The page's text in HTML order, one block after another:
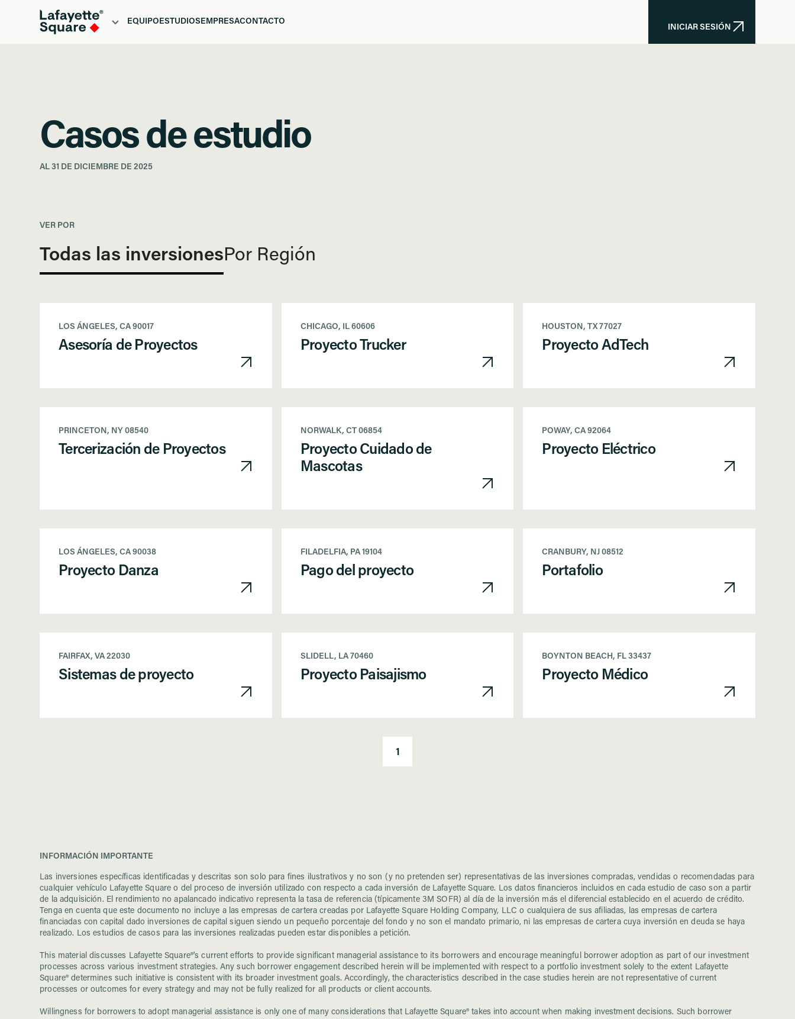
EQUIPO ESTUDIOS EMPRESACONTACTO
INICIAR SESIÓN
Casos de estudio
AL 31 DE DICIEMBRE DE 2025
VER POR
Todas las inversionesPor Región
LOS ÁNGELES, CA 90017
Asesoría de Proyectos
CHICAGO, IL 60606
Proyecto Trucker
HOUSTON, TX 77027
Proyecto AdTech
PRINCETON, NY 08540
Tercerización de Proyectos
NORWALK, CT 06854
Proyecto Cuidado de
Mascotas
POWAY, CA 92064
Proyecto Eléctrico
LOS ÁNGELES, CA 90038
Proyecto Danza
FILADELFIA, PA 19104
Pago del proyecto
CRANBURY, NJ 08512
Portafolio
FAIRFAX, VA 22030
Sistemas de proyecto
SLIDELL, LA 70460
Proyecto Paisajismo
BOYNTON BEACH, FL 33437
Proyecto Médico
1
INFORMACIÓN IMPORTANTE
Las inversiones específicas identificadas y descritas son solo para fines ilustrativos y no son (y no pretenden ser) representativas de las inversiones compradas, vendidas o recomendadas para
cualquier vehículo Lafayette Square o del proceso de inversión utilizado con respecto a cada inversión de Lafayette Square. Los datos financieros incluidos en cada estudio de caso son a partir
de la adquisición. El rendimiento no apalancado indicativo representa la tasa de referencia (típicamente 3M SOFR) al día de la inversión más el diferencial establecido en el acuerdo de crédito.
Tenga en cuenta que este documento no incluye a las empresas de cartera creadas por Lafayette Square Holding Company, LLC o cualquiera de sus afiliadas, las empresas de cartera
financiadas con capital dado inversiones de capital siguen siendo un pequeño porcentaje del fondo y no son el mandato primario, ni las empresas de cartera cuya inversión en deuda se haya
realizado. Los estudios de casos para las inversiones realizadas pueden estar disponibles a petición.
This material discusses Lafayette Square®'s current efforts to provide significant managerial assistance to its borrowers and encourage meaningful borrower adoption as part of our investment
processes across various investment strategies. Any such borrower engagement described herein will be implemented with respect to a portfolio investment solely to the extent Lafayette
Square® determines such initiative is consistent with its broader investment goals. Accordingly, the characteristics described in the case studies herein are not representative of current
processes or outcomes for every strategy and may not be fully realized for all products or client accounts.
Willingness for borrowers to adopt managerial assistance is only one of many considerations that Lafayette Square® takes into account when making investment decisions. Such borrower